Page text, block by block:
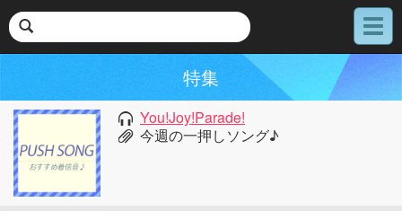
メ
ニ
特集
You!Joy!Parade!
今週の一押しソング♪